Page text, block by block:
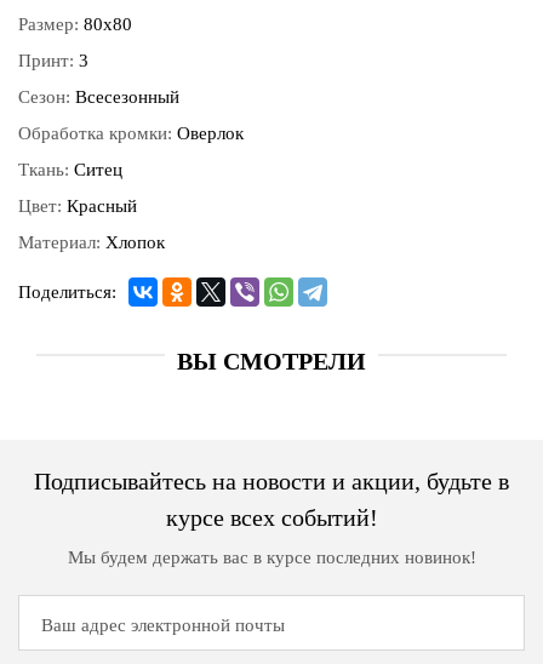
Размер: 80x80
Принт: 3
Сезон: Всесезонный
Обработка кромки: Оверлок
Ткань: Ситец
Цвет: Красный
Материал: Хлопок
Поделиться:
ВЫ СМОТРЕЛИ
Подписывайтесь на новости и акции, будьте в
курсе всех событий!
Мы будем держать вас в курсе последних новинок!